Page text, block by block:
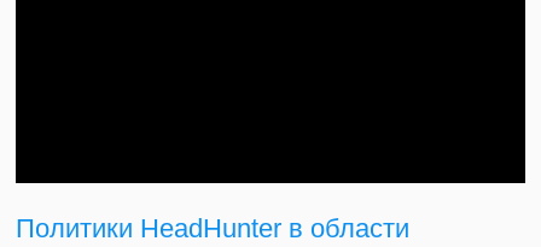
Политики HeadHunter в области